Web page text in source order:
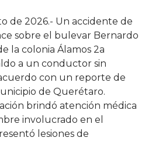
de 2026.- Un accidente de
sobre el bulevar Bernardo
la colonia Álamos 2a
a un conductor sin
con un reporte de
de Querétaro.
brindó atención médica
involucrado en el
lesiones de